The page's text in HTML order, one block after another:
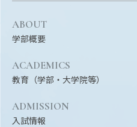
ABOUT
学部概要
ACADEMICS
教育（学部・大学院等）
ADMISSION
入試情報